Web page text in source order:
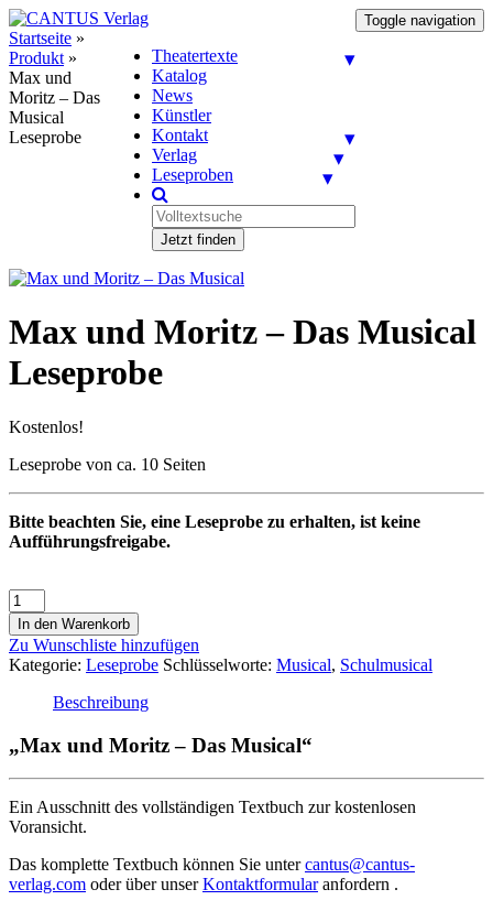
Toggle navigation
Theatertexte
Katalog
News
Künstler
Kontakt
Verlag
Leseproben
Jetzt finden
Startseite »
Produkt »
Max und
Moritz – Das
Musical
Leseprobe
Max und Moritz – Das Musical
Leseprobe
Kostenlos!
Leseprobe von ca. 10 Seiten
Bitte beachten Sie, eine Leseprobe zu erhalten, ist keine
Aufführungsfreigabe.
In den Warenkorb
Zu Wunschliste hinzufügen
Kategorie: Leseprobe Schlüsselworte: Musical, Schulmusical
Beschreibung
„Max und Moritz – Das Musical“
Ein Ausschnitt des vollständigen Textbuch zur kostenlosen
Voransicht.
Das komplette Textbuch können Sie untercantus@cantus-
verlag.com oder über unserKontaktformularanfordern .